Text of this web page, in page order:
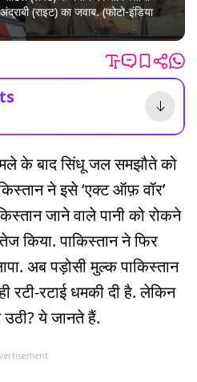
(राइट) का जवाब. (फोटो-इंडिया
के बाद सिंधू जल समझौते को
ने इसे ‘एक्ट ऑफ़ वॉर’
जाने वाले पानी को रोकने
किया. पाकिस्तान ने फिर
अब पड़ोसी मुल्क पाकिस्तान
रटी-रटाई धमकी दी है. लेकिन
ये जानते हैं.